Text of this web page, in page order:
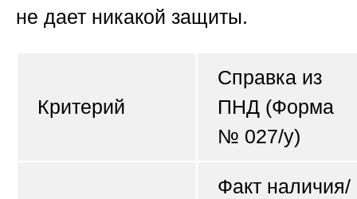
не дает никакой защиты.
Критерий
Справка из
ПНД (Форма
№ 027/у)
Факт наличия/